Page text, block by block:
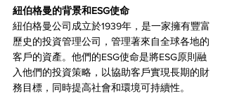
紐伯格曼的背景和ESG使命
紐伯格曼公司成立於1939年，是一家擁有豐富
歷史的投資管理公司，管理著來自全球各地的
客戶的資產。他們的ESG使命是將ESG原則融
入他們的投資策略，以協助客戶實現長期的財
務目標，同時提高社會和環境可持續性。